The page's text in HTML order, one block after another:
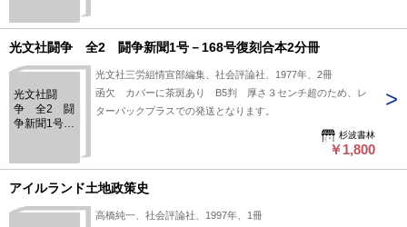
光文社闘争 全2 闘争新聞1号－168号復刻合本2分冊
光文社闘
争 全2 闘
争新聞1号－
光文社三労組情宣部編集、社会評論社、1977年、2冊
函欠 カバーに茶斑あり B5判 厚さ３センチ超のため、レ
ターパックプラスでの発送となります。
杉波書林
￥1,800
アイルランド土地政策史
高橋純一、社会評論社、1997年、1冊